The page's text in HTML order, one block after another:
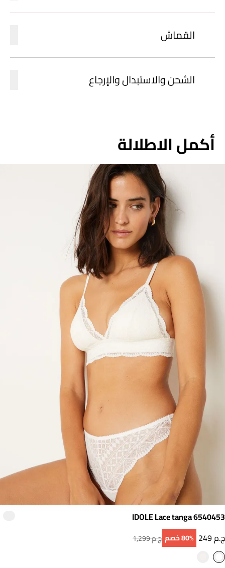
القماش
الشحن والاستبدال والإرجاع
أكمل الاطلالة
IDOLE Lace tanga 6540453
249 ج.م
1,299 ج.م 80‎%‎ خصم